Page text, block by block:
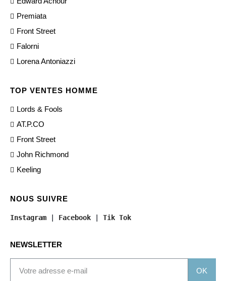
Premiata
Front Street
Falorni
Lorena Antoniazzi
TOP VENTES HOMME
Lords & Fools
AT.P.CO
Front Street
John Richmond
Keeling
NOUS SUIVRE
Instagram | Facebook | Tik Tok
NEWSLETTER
OK